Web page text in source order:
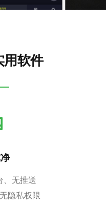
用软件
、无推送
隐私权限